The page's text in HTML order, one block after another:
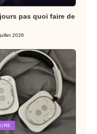
pas quoi faire de
2026